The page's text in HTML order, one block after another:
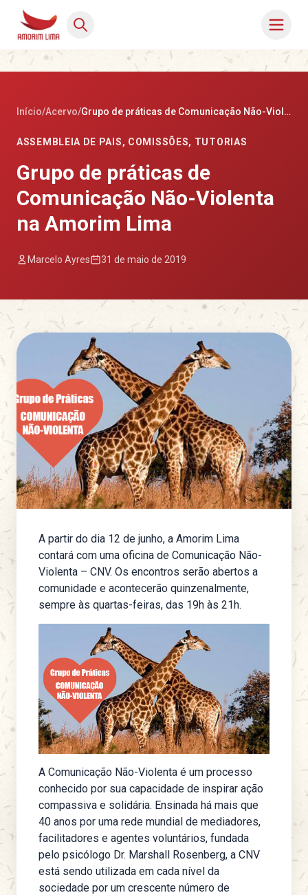
Início/Acervo/ Grupo de práticas de Comunicação Não-Violenta na Amorim Lima
ASSEMBLEIA DE PAIS, COMISSÕES, TUTORIAS
Grupo de práticas de
Comunicação Não-Violenta
na Amorim Lima
Marcelo Ayres 31 de maio de 2019
A partir do dia 12 de junho, a Amorim Lima
contará com uma oficina de Comunicação Não-
Violenta – CNV. Os encontros serão abertos a
comunidade e acontecerão quinzenalmente,
sempre às quartas-feiras, das 19h às 21h.
A Comunicação Não-Violenta é um processo
conhecido por sua capacidade de inspirar ação
compassiva e solidária. Ensinada há mais que
40 anos por uma rede mundial de mediadores,
facilitadores e agentes voluntários, fundada
pelo psicólogo Dr. Marshall Rosenberg, a CNV
está sendo utilizada em cada nível da
sociedade por um crescente número de